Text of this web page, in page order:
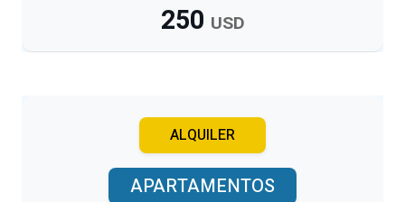
250 USD
ALQUILER
APARTAMENTOS